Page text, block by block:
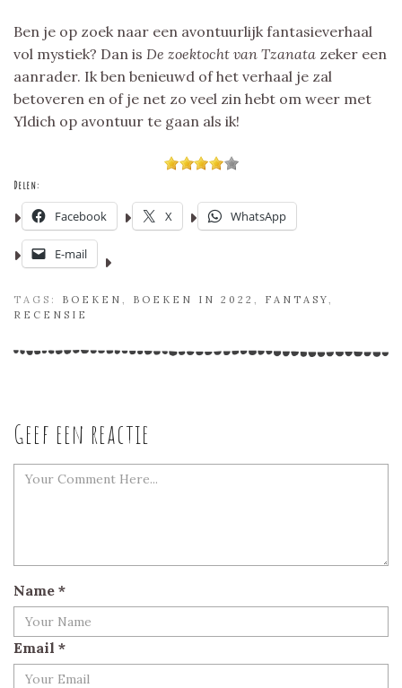
Ben je op zoek naar een avontuurlijk fantasieverhaal
vol mystiek? Dan is De zoektocht van Tzanata zeker een
aanrader. Ik ben benieuwd of het verhaal je zal
betoveren en of je net zo veel zin hebt om weer met
Yldich op avontuur te gaan als ik!
Delen:
Facebook X WhatsApp
E-mail
TAGS: BOEKEN BOEKEN IN 2022 FANTASY
RECENSIE
Geef een reactie
Name *
Email *